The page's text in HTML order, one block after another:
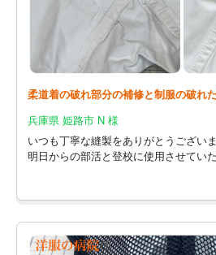
柔道着の破れ部分の補修と制服の破れ
兵庫県 姫路市 N 様
いつも丁寧な縫製をありがとうございま
明日からの部活と登校に使用させていた